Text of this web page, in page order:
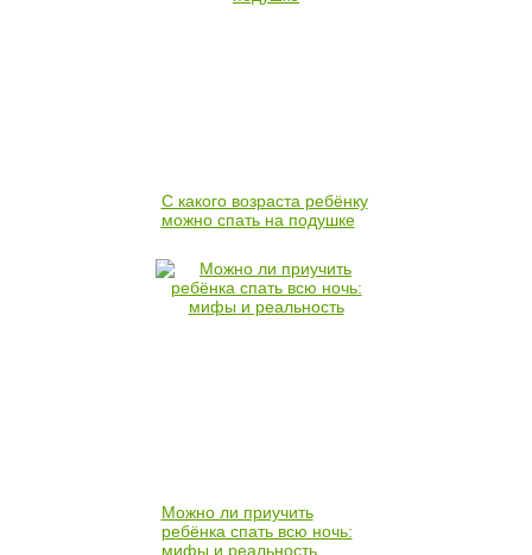
С какого возраста ребёнку
можно спать на подушке
Можно ли приучить
ребёнка спать всю ночь:
мифы и реальность